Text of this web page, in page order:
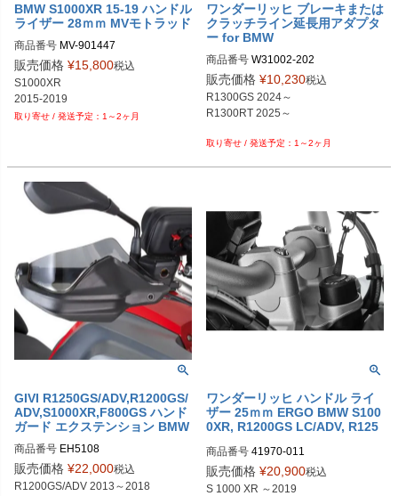
BMW S1000XR 15-19 ハンドル
ライザー 28ｍｍ MVモトラッド
商品番号 MV-901447
メーカー品番：901447
販売価格 ¥15,800税込
S1000XR
2015-2019
1～2ヶ月
ワンダーリッヒ ブレーキまたは
クラッチライン延長用アダプタ
ー for BMW
商品番号 W31002-202
メーカー型番：31002-202
販売価格 ¥10,230税込
R1300GS 2024～
R1300RT 2025～
1～2ヶ月
GIVI R1250GS/ADV,R1200GS/
ADV,S1000XR,F800GS ハンド
ガード エクステンション BMW
商品番号 EH5108
販売価格 ¥22,000税込
R1200GS/ADV 2013～2018
ワンダーリッヒ ハンドル ライ
ザー 25ｍｍ ERGO BMW S100
0XR, R1200GS LC/ADV, R125
商品番号 41970-011
EURO型番：wun_41970-011
メーカーサイト：https://www.wunde
販売価格 ¥20,900税込
S 1000 XR ～2019